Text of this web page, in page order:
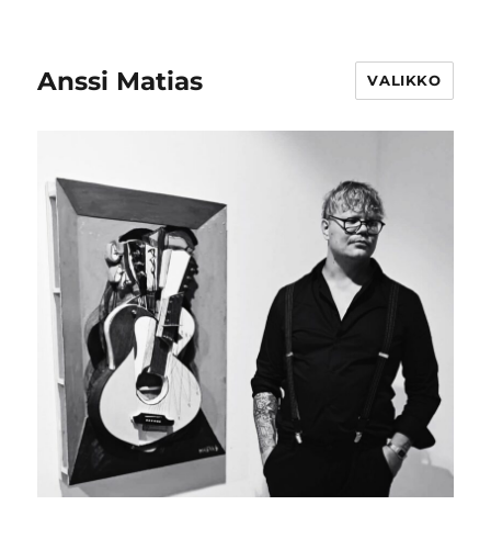
Anssi Matias VALIKKO